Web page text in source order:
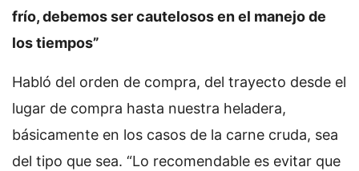
frío, debemos ser cautelosos en el manejo de
los tiempos”
Habló del orden de compra, del trayecto desde el
lugar de compra hasta nuestra heladera,
básicamente en los casos de la carne cruda, sea
del tipo que sea. “Lo recomendable es evitar que